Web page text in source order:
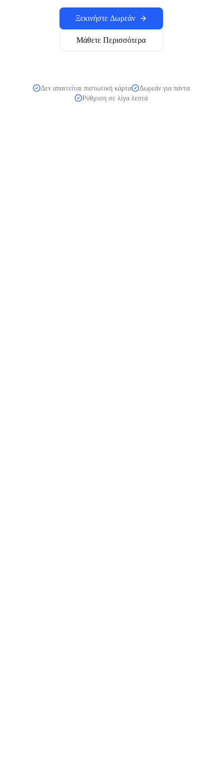
Ξεκινήστε Δωρεάν
Μάθετε Περισσότερα
Δεν απαιτείται πιστωτική κάρτα
Δωρεάν για πάντα
Ρύθμιση σε λίγα λεπτά